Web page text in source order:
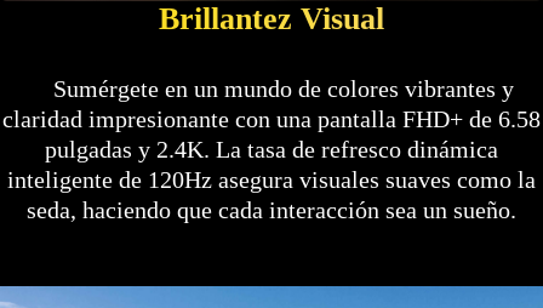
Brillantez Visual
Sumérgete en un mundo de colores vibrantes y
claridad impresionante con una pantalla FHD+ de 6.58
pulgadas y 2.4K. La tasa de refresco dinámica
inteligente de 120Hz asegura visuales suaves como la
seda, haciendo que cada interacción sea un sueño.